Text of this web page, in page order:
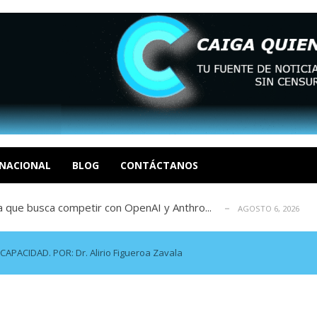
BLOG CONTÁCTANOS
calzadas: ingeniería ancestral de... AGOSTO 6, 2026
nacional AGOSTO 6, 2026
Zabala AGOSTO 6, 2026
busca competir con OpenAI y Anthro...
un dron ruso que le perseguía: «Fu... AGOSTO 6, 2026
calzadas: ingeniería ancestral de... AGOSTO 6, 2026
nacional AGOSTO 6, 2026
Zabala AGOSTO 6, 2026
POR: Dr. Alirio Figueroa Zavala